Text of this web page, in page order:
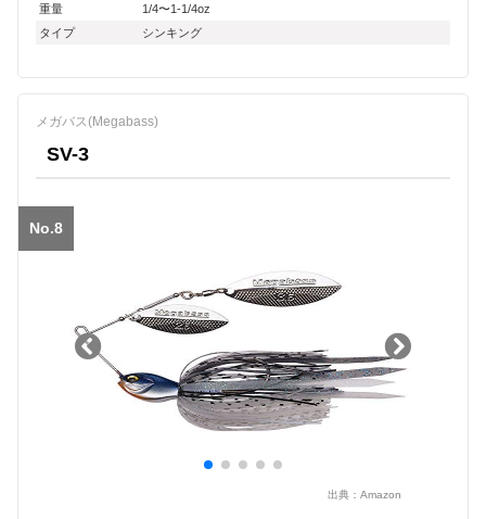
重量
1/4〜1-1/4oz
タイプ
シンキング
メガバス(Megabass)
SV-3
No.8
出典： Amazon